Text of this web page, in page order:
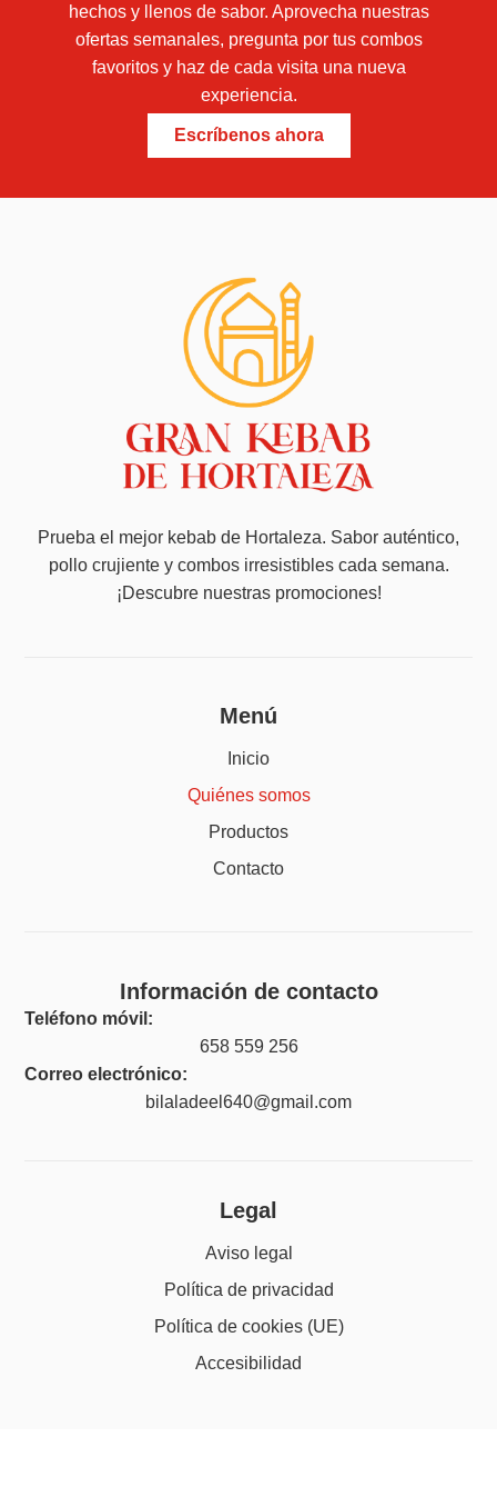
hechos y llenos de sabor. Aprovecha nuestras
ofertas semanales, pregunta por tus combos
favoritos y haz de cada visita una nueva
experiencia.
Escríbenos ahora
Prueba el mejor kebab de Hortaleza. Sabor auténtico,
pollo crujiente y combos irresistibles cada semana.
¡Descubre nuestras promociones!
Menú
Inicio
Quiénes somos
Productos
Contacto
Información de contacto
Teléfono móvil:
658 559 256
Correo electrónico:
bilaladeel640@gmail.com
Legal
Aviso legal
Política de privacidad
Política de cookies (UE)
Accesibilidad